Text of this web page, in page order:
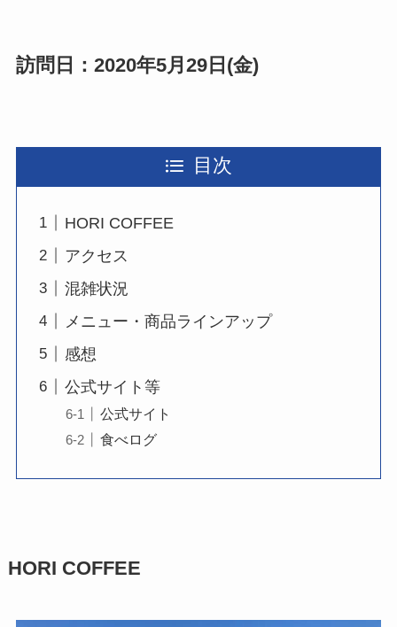
訪問日：2020年5月29日(金)
目次
HORI COFFEE
アクセス
混雑状況
メニュー・商品ラインアップ
感想
公式サイト等
公式サイト
食べログ
HORI COFFEE